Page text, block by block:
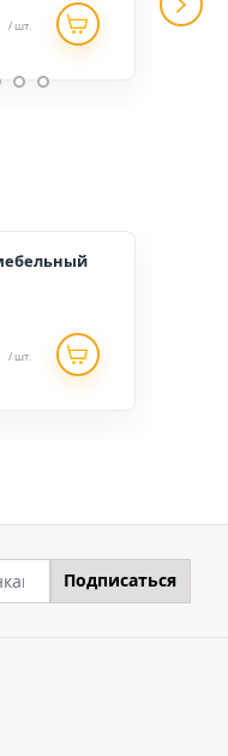
/ шт.
/ шт.
Подписаться